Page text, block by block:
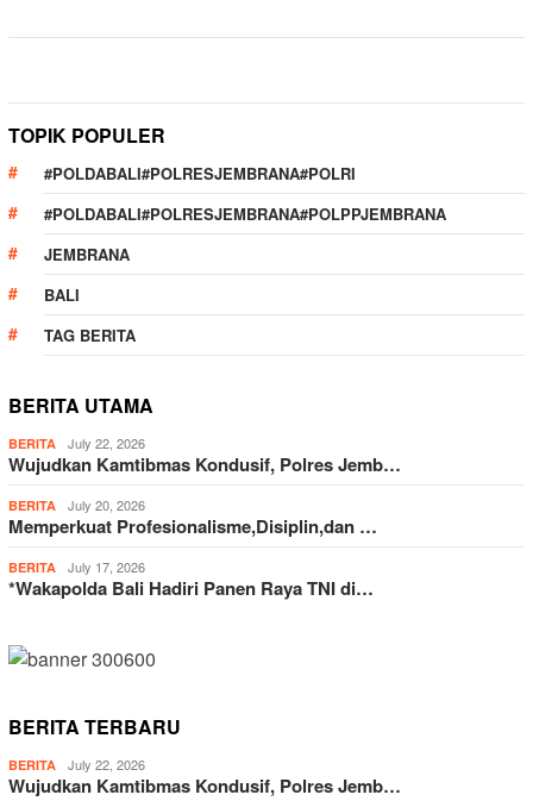
TOPIK POPULER
#POLDABALI#POLRESJEMBRANA#POLRI
#POLDABALI#POLRESJEMBRANA#POLPPJEMBRANA
JEMBRANA
BALI
TAG BERITA
BERITA UTAMA
BERITA July 22, 2026
Wujudkan Kamtibmas Kondusif, Polres Jemb…
BERITA July 20, 2026
Memperkuat Profesionalisme,Disiplin,dan …
BERITA July 17, 2026
*Wakapolda Bali Hadiri Panen Raya TNI di…
BERITA TERBARU
BERITA July 22, 2026
Wujudkan Kamtibmas Kondusif, Polres Jemb…